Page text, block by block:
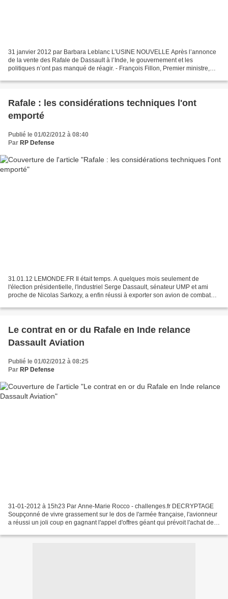
31 janvier 2012 par Barbara Leblanc L’USINE NOUVELLE Après l’annonce
de la vente des Rafale de Dassault à l’Inde, le gouvernement et les
politiques n’ont pas manqué de réagir. - François Fillon, Premier ministre,
Rafale : les considérations techniques l'ont
emporté
Publié le 01/02/2012 à 08:40
Par RP Defense
31.01.12 LEMONDE.FR Il était temps. A quelques mois seulement de
l'élection présidentielle, l'industriel Serge Dassault, sénateur UMP et ami
proche de Nicolas Sarkozy, a enfin réussi à exporter son avion de combat
Le contrat en or du Rafale en Inde relance
Dassault Aviation
Publié le 01/02/2012 à 08:25
Par RP Defense
31-01-2012 à 15h23 Par Anne-Marie Rocco - challenges.fr DECRYPTAGE
Soupçonné de vivre grassement sur le dos de l'armée française, l'avionneur
a réussi un joli coup en gagnant l'appel d'offres géant qui prévoit l'achat de